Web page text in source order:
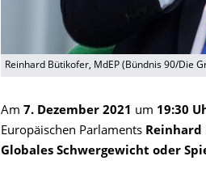
Reinhard Bütikofer, MdEP (Bündnis 90/Die
Am 7. Dezember 2021 um 19:30
Europäischen Parlaments
Globales Schwergewicht oder